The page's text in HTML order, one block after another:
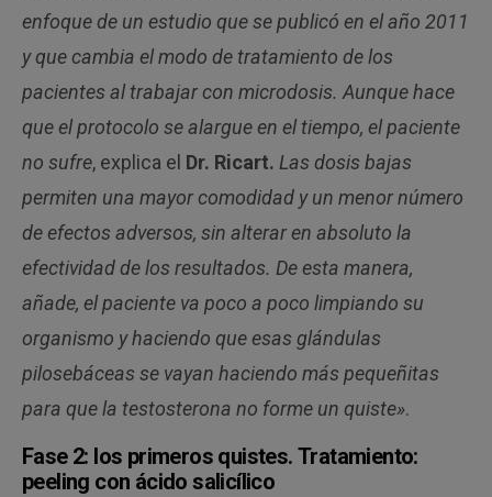
enfoque de un estudio que se publicó en el año 2011
y que cambia el modo de tratamiento de los
pacientes al trabajar con microdosis.Aunque hace
que el protocolo se alargue en el tiempo, el paciente
no sufre, explica el Dr. Ricart. Las dosis bajas
permiten una mayor comodidad y un menor número
de efectos adversos, sin alterar en absoluto la
efectividad de los resultados. De estamanera,
añade, elpaciente va poco a poco limpiando su
organismo y haciendo que esas glándulas
pilosebáceas se vayan haciendo más pequeñitas
para que la testosterona no forme un quiste».
Fase 2: los primeros quistes. Tratamiento:
peeling con ácido salicílico